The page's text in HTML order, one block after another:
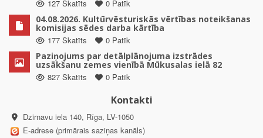
127 Skatīts
0 Patīk
04.08.2026. Kultūrvēsturiskās vērtības noteikšanas
komisijas sēdes darba kārtība
177 Skatīts
0 Patīk
Paziņojums par detālplānojuma izstrādes
uzsākšanu zemes vienībā Mūkusalas ielā 82
827 Skatīts
0 Patīk
Kontakti
Dzirnavu iela 140, Rīga, LV-1050
E-adrese (primārais saziņas kanāls)